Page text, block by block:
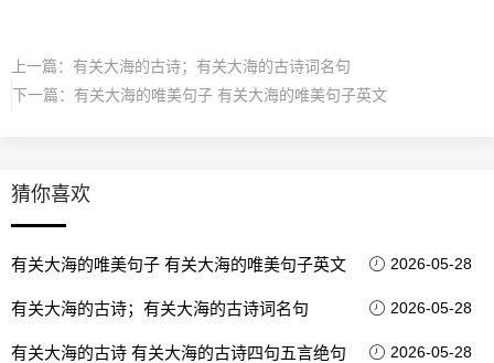
上一篇： 有关大海的古诗；有关大海的古诗词名句
下一篇： 有关大海的唯美句子 有关大海的唯美句子英文
猜你喜欢
有关大海的唯美句子 有关大海的唯美句子英文 2026-05-28
有关大海的古诗；有关大海的古诗词名句 2026-05-28
有关大海的古诗 有关大海的古诗四句五言绝句 2026-05-28